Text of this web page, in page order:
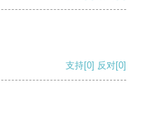
支持[0] 反对[0]